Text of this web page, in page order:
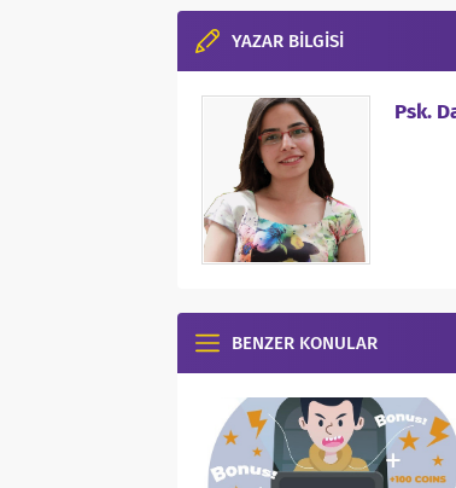
YAZAR BİLGİSİ
Psk.
BENZER KONULAR